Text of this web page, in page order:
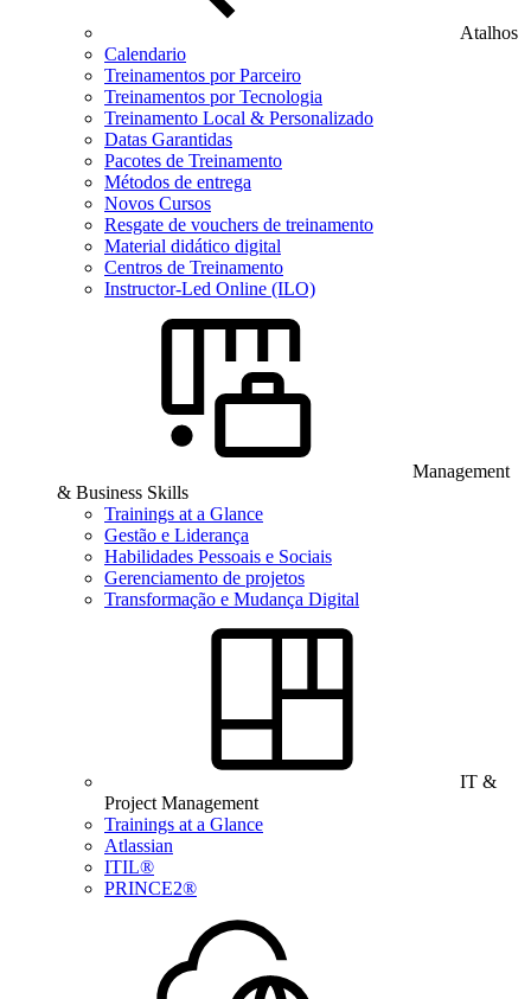
Atalhos
Calendario
Treinamentos por Parceiro
Treinamentos por Tecnologia
Treinamento Local & Personalizado
Datas Garantidas
Pacotes de Treinamento
Métodos de entrega
Novos Cursos
Resgate de vouchers de treinamento
Material didático digital
Centros de Treinamento
Instructor-Led Online (ILO)
Management
& Business Skills
Trainings at a Glance
Gestão e Liderança
Habilidades Pessoais e Sociais
Gerenciamento de projetos
Transformação e Mudança Digital
IT &
Project Management
Trainings at a Glance
Atlassian
ITIL®
PRINCE2®